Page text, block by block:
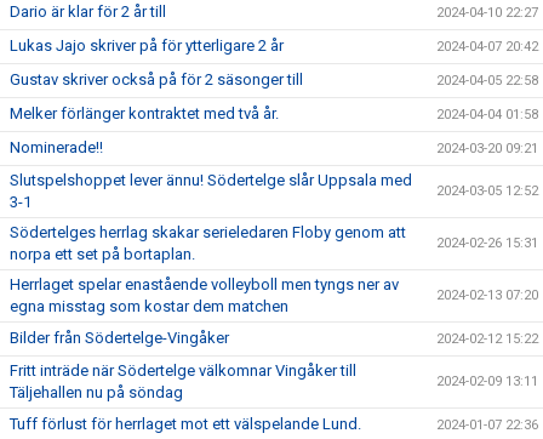
Dario är klar för 2 år till 2024-04-10 22:27
Lukas Jajo skriver på för ytterligare 2 år 2024-04-07 20:42
Gustav skriver också på för 2 säsonger till 2024-04-05 22:58
Melker förlänger kontraktet med två år. 2024-04-04 01:58
Nominerade!! 2024-03-20 09:21
Slutspelshoppet lever ännu! Södertelge slår Uppsala med
3-1
2024-03-05 12:52
Södertelges herrlag skakar serieledaren Floby genom att
norpa ett set på bortaplan.
2024-02-26 15:31
Herrlaget spelar enastående volleyboll men tyngs ner av
egna misstag som kostar dem matchen
2024-02-13 07:20
Bilder från Södertelge-Vingåker 2024-02-12 15:22
Fritt inträde när Södertelge välkomnar Vingåker till
Täljehallen nu på söndag
2024-02-09 13:11
Tuff förlust för herrlaget mot ett välspelande Lund. 2024-01-07 22:36